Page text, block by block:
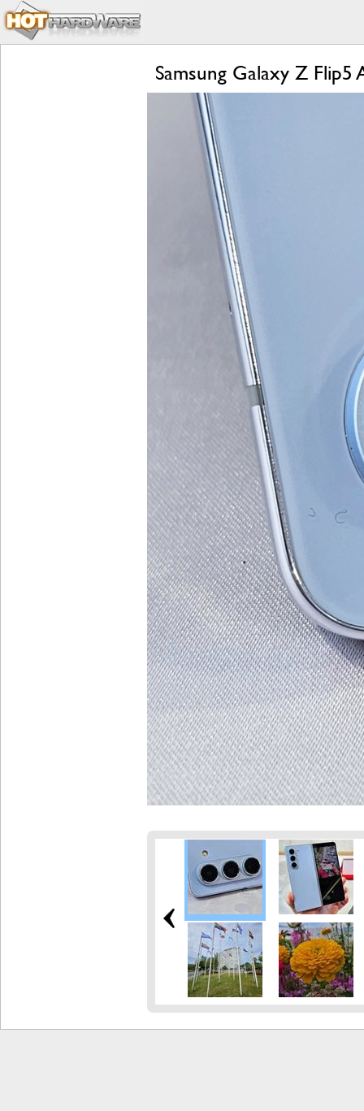
Samsung Galaxy Z Flip5